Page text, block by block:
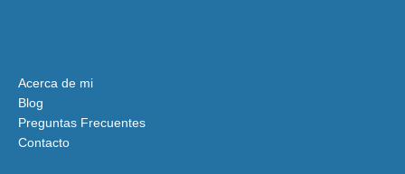
Acerca de mi
Blog
Preguntas Frecuentes
Contacto